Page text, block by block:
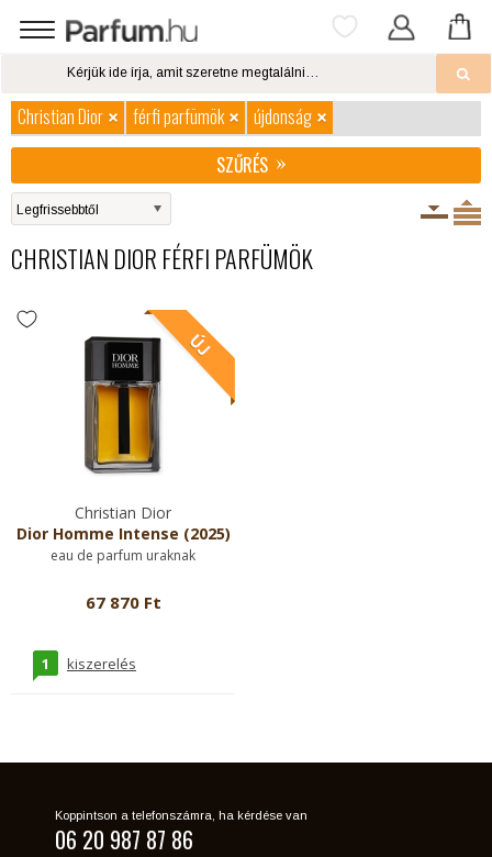
Christian Dior férfi parfümök
újdonság
SZŰRÉS
CHRISTIAN DIOR FÉRFI PARFÜMÖK
Christian Dior
Dior Homme Intense (2025)
eau de parfum uraknak
67 870 Ft
1 kiszerelés
Koppintson a telefonszámra, ha kérdése van
06 20 987 87 86